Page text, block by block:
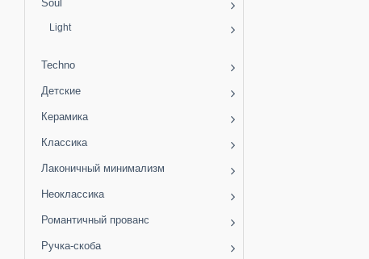
Soul
Light
Techno
Детские
Керамика
Классика
Лаконичный минимализм
Неоклассика
Романтичный прованс
Ручка-скоба